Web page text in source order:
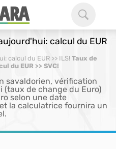
calcul du EUR
calcul du EUR >> ILS! Taux de
du EUR >> SVC!
savaldorien, vérification
de change du Euro)
selon une date
la calculatrice fournira un